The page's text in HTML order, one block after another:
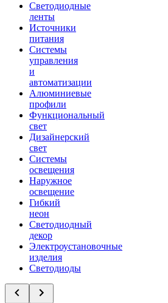
Светодиодные
ленты
Источники
питания
Системы
управления
и
автоматизации
Алюминиевые
профили
Функциональный
свет
Дизайнерский
свет
Системы
освещения
Наружное
освещение
Гибкий
неон
Светодиодный
декор
Электроустановочные
изделия
Светодиоды